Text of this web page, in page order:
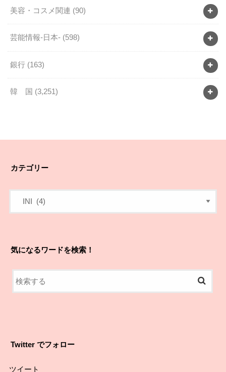
美容・コスメ関連 (90)
芸能情報-日本- (598)
銀行 (163)
韓 国 (3,251)
カテゴリー
気になるワードを検索！
Twitter でフォロー
ツイート